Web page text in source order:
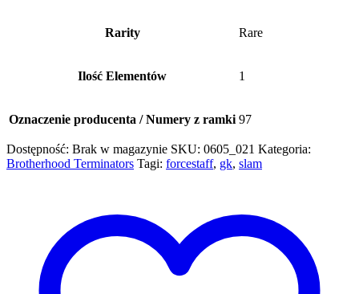
Rarity Rare
Ilość Elementów 1
Oznaczenie producenta / Numery z ramki 97
Dostępność: Brak w magazynie SKU: 0605_021 Kategoria:
Brotherhood Terminators Tagi: forcestaff, gk, slam